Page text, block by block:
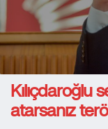
Kılıçdaroğlu
atarsanız